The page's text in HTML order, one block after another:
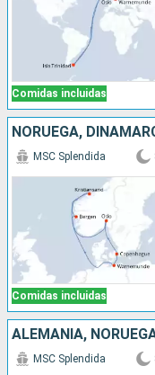
Comidas incluidas
NORUEGA,
Comidas incluidas
MSC Splendida
ALEMANIA,
MSC Splendida